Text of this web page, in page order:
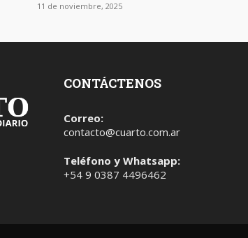
11 de noviembre, 2025
CONTÁCTENOS
Correo:
contacto@cuarto.com.ar
Teléfono y Whatsapp:
+54 9 0387 4496462